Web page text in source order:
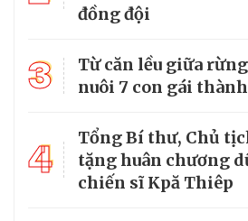
đồng đội
3
Từ căn lều giữa
nuôi 7 con gái
4
Tổng Bí thư, Chủ
tặng huân chương
chiến sĩ Kpă Thiêp